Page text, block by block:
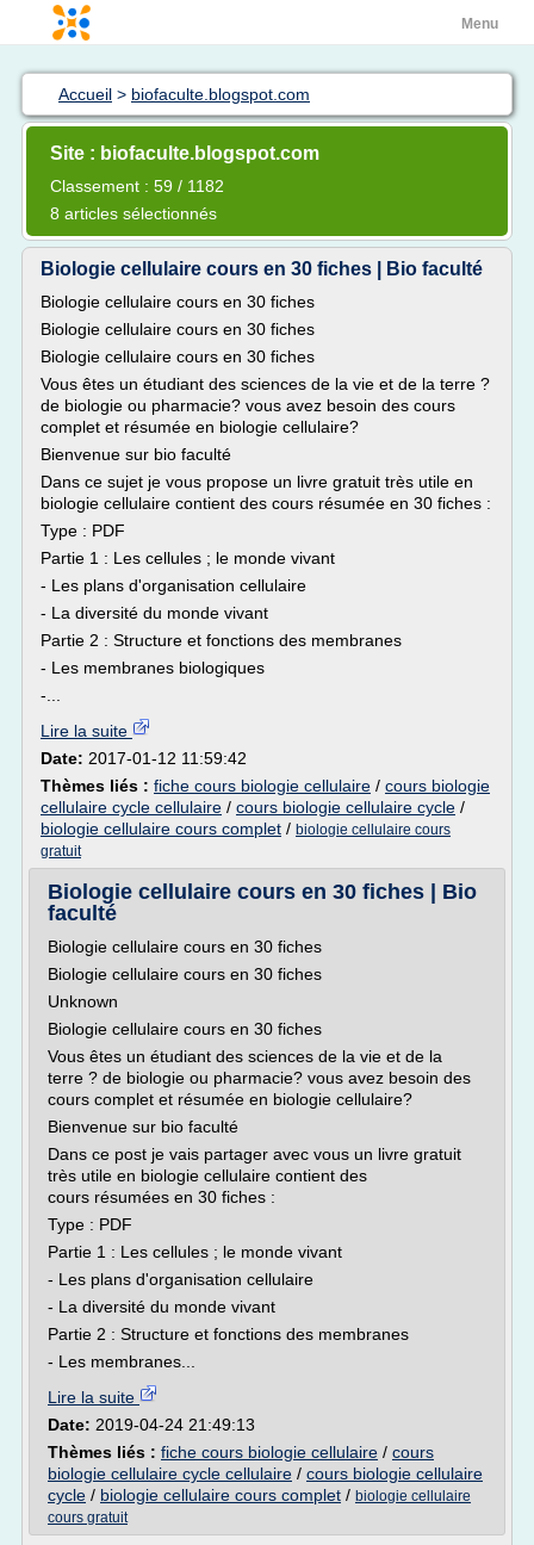
Menu
Accueil > biofaculte.blogspot.com
Site : biofaculte.blogspot.com
Classement : 59 / 1182
8 articles sélectionnés
Biologie cellulaire cours en 30 fiches | Bio faculté
Biologie cellulaire cours en 30 fiches
Biologie cellulaire cours en 30 fiches
Biologie cellulaire cours en 30 fiches
Vous êtes un étudiant des sciences de la vie et de la terre ?
de biologie ou pharmacie? vous avez besoin des cours
complet et résumée en biologie cellulaire?
Bienvenue sur bio faculté
Dans ce sujet je vous propose un livre gratuit très utile en
biologie cellulaire contient des cours résumée en 30 fiches :
Type : PDF
Partie 1 : Les cellules ; le monde vivant
- Les plans d'organisation cellulaire
- La diversité du monde vivant
Partie 2 : Structure et fonctions des membranes
- Les membranes biologiques
-...
Lire la suite
Date: 2017-01-12 11:59:42
Thèmes liés : fiche cours biologie cellulaire / cours biologie
cellulaire cycle cellulaire / cours biologie cellulaire cycle /
biologie cellulaire cours complet / biologie cellulaire cours
gratuit
Biologie cellulaire cours en 30 fiches | Bio
faculté
Biologie cellulaire cours en 30 fiches
Biologie cellulaire cours en 30 fiches
Unknown
Biologie cellulaire cours en 30 fiches
Vous êtes un étudiant des sciences de la vie et de la
terre ? de biologie ou pharmacie? vous avez besoin des
cours complet et résumée en biologie cellulaire?
Bienvenue sur bio faculté
Dans ce post je vais partager avec vous un livre gratuit
très utile en biologie cellulaire contient des
cours résumées en 30 fiches :
Type : PDF
Partie 1 : Les cellules ; le monde vivant
- Les plans d'organisation cellulaire
- La diversité du monde vivant
Partie 2 : Structure et fonctions des membranes
- Les membranes...
Lire la suite
Date: 2019-04-24 21:49:13
Thèmes liés : fiche cours biologie cellulaire / cours
biologie cellulaire cycle cellulaire / cours biologie cellulaire
cycle / biologie cellulaire cours complet / biologie cellulaire
cours gratuit